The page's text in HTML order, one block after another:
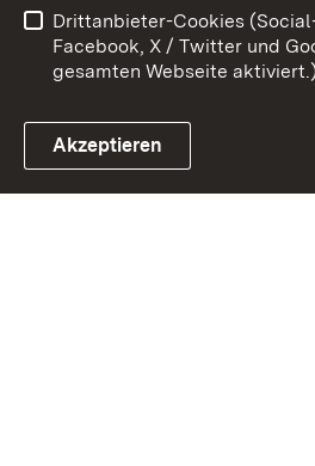
Link zum Landesportal
Impressum
Drittanbieter-Cookies
Facebook, X / Twitter und
gesamten Webseite aktiviert.)
Akzeptieren